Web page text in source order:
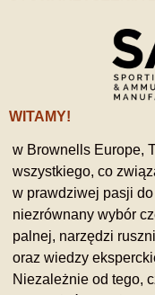
WITAMY!
w Brownells Europe,
wszystkiego, co
w prawdziwej pasji
niezrównany wybór
palnej, narzędzi
oraz wiedzy
Niezależnie od tego,